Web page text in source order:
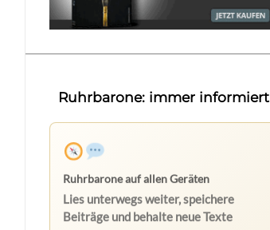
Ruhrbarone: immer informiert
Ruhrbarone auf allen Geräten
Lies unterwegs weiter, speichere
Beiträge und behalte neue Texte